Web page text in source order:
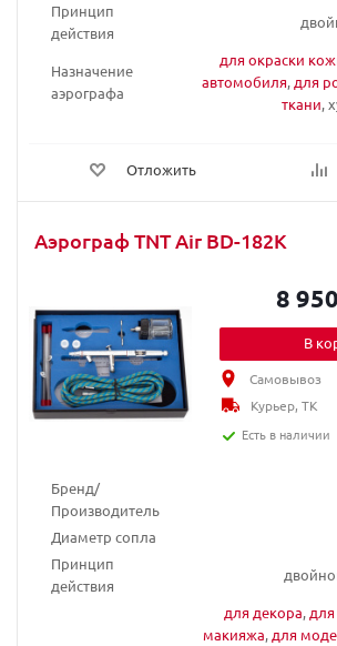
Принцип
действия
Назначение
аэрографа
для окраски
автомобиля, для
ткани,
Отложить
Аэрограф TNT Air BD-182K
Бренд/
Производитель
Диаметр сопла
Принцип
действия
для декора,
макияжа, для
8
В
Самовывоз
Курьер, ТК
Есть в наличии